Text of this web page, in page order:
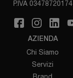
P.IVA 03478720174
AZIENDA
Chi Siamo
Servizi